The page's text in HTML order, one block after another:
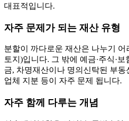
대표적입니다.
자주 문제가 되는 재산 유형
분할이 까다로운 재산은 나누기 어
토지)입니다. 그 밖에 예금·주식·
금, 차명재산이나 명의신탁된 부
업체 지분 등이 자주 문제 됩니다.
자주 함께 다루는 개념